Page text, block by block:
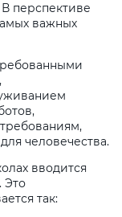
перспективе
важных
человечества.
вводится
Это
так: